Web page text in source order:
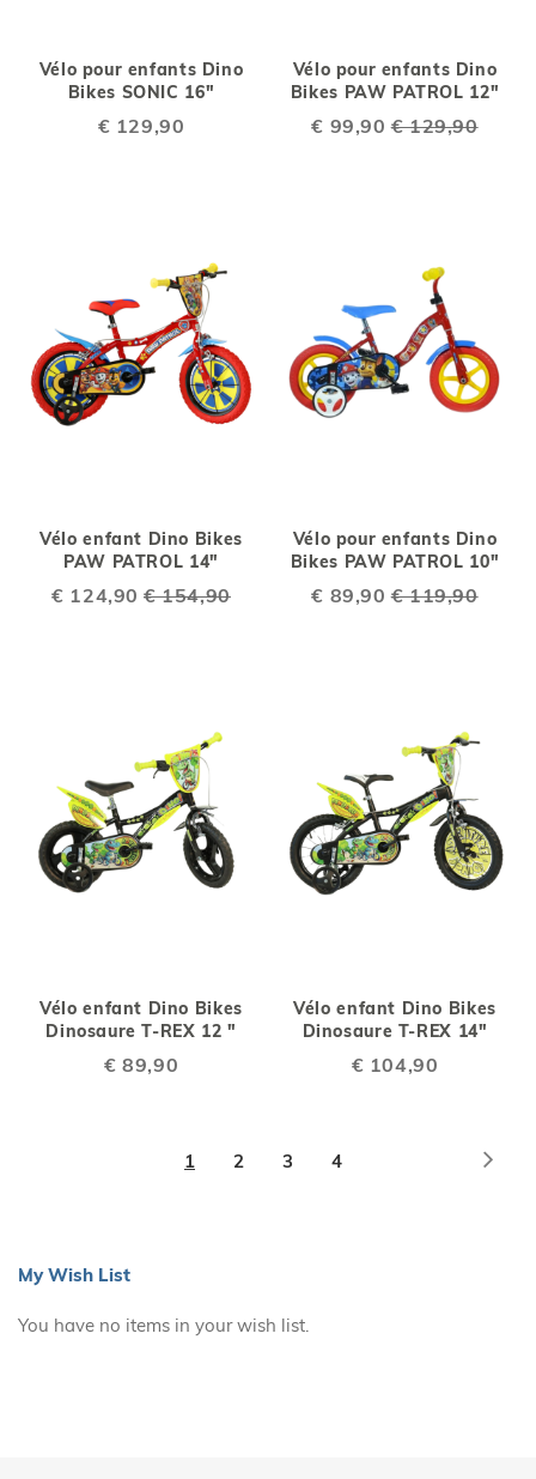
Vélo pour enfants Dino
Bikes SONIC 16"
€ 129,90
Vélo pour enfants Dino
Bikes PAW PATROL 12"
Special
€ 99,90 € 129,90
Vélo enfant Dino Bikes
PAW PATROL 14"
Special
€ 124,90 € 154,90
Vélo pour enfants Dino
Bikes PAW PATROL 10"
Special
€ 89,90 € 119,90
Vélo enfant Dino Bikes
Dinosaure T-REX 12 "
€ 89,90
Vélo enfant Dino Bikes
Dinosaure T-REX 14"
€ 104,90
Page
You're
1 Page
2 Page
3 Page
4
My Wish List
You have no items in your wish list.